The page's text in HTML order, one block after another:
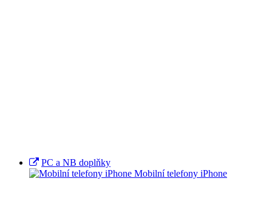
PC a NB doplňky
Mobilní telefony iPhone